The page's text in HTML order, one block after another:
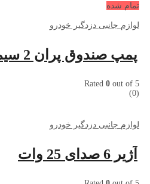
تمام شده
لوازم جانبی دزدگیر خودرو
پمپ صندوق پران 2 سیم چیتا
Rated 0 out of 5
(0)
لوازم جانبی دزدگیر خودرو
آژیر 6 صدای 25 وات